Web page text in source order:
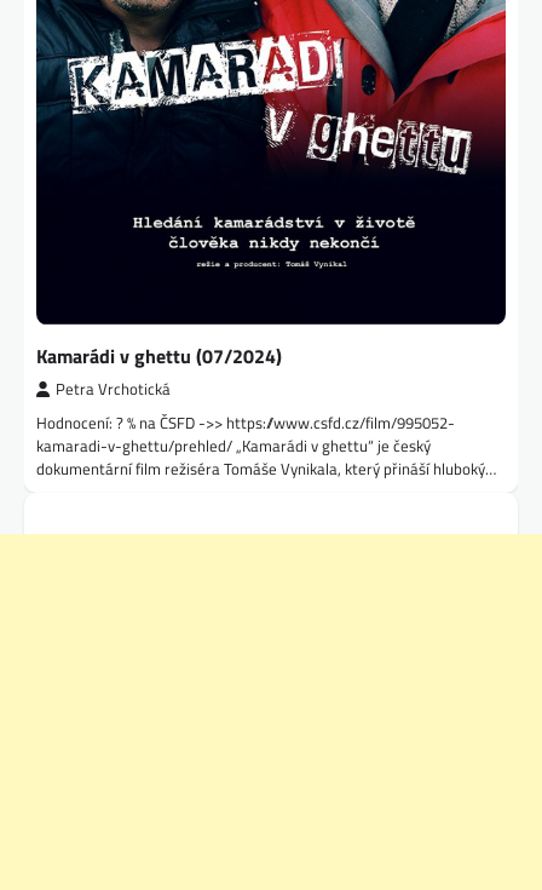
Kamarádi v ghettu (07/2024)
Petra Vrchotická
Hodnocení: ? % na ČSFD ->> https://www.csfd.cz/film/995052-
kamaradi-v-ghettu/prehled/ „Kamarádi v ghettu“ je český
dokumentární film režiséra Tomáše Vynikala, který přináší hluboký…